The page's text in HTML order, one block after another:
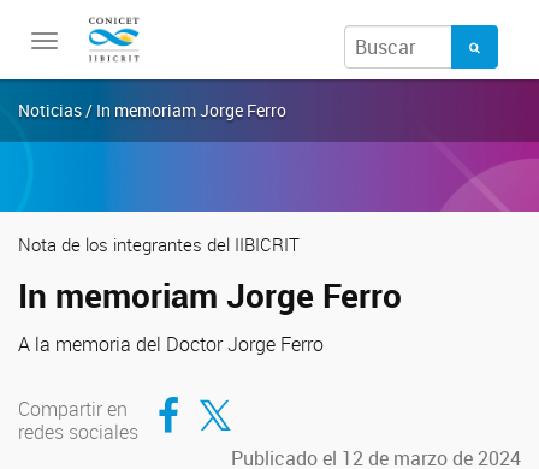
Toggle
navigation
Noticias / In memoriam Jorge Ferro
Nota de los integrantes del IIBICRIT
In memoriam Jorge Ferro
A la memoria del Doctor Jorge Ferro
Compartir en
redes sociales
Compartir en Facebook
Compartir en Twitter
Publicado el 12 de marzo de 2024